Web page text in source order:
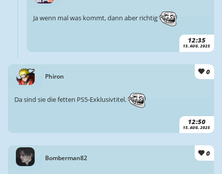
12:35
15. AUG. 2025
Ja wenn mal was kommt, dann aber richtig
Phiron
0
12:50
15. AUG. 2025
Da sind sie die fetten PS5-Exklusivtitel.
Bomberman82
0